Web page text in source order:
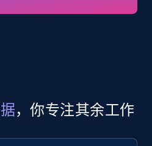
Image, Image high,
，你专注其余工作